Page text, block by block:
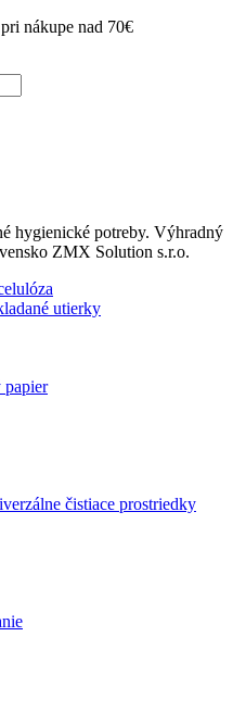
nákupe nad 70€
hygienické potreby. Výhradný
ZMX Solution s.r.o.
utierky
papier
čistiace prostriedky